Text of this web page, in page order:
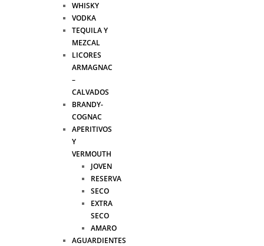
WHISKY
VODKA
TEQUILA Y
MEZCAL
LICORES
ARMAGNAC
–
CALVADOS
BRANDY-
COGNAC
APERITIVOS
Y
VERMOUTH
JOVEN
RESERVA
SECO
EXTRA
SECO
AMARO
AGUARDIENTES